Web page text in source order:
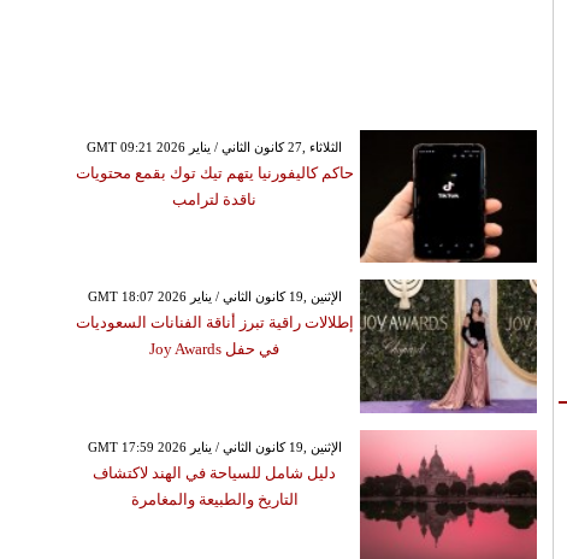
GMT 09:21 2026 الثلاثاء ,27 كانون الثاني / يناير
حاكم كاليفورنيا يتهم تيك توك بقمع محتويات
ناقدة لترامب
GMT 18:07 2026 الإثنين ,19 كانون الثاني / يناير
إطلالات راقية تبرز أناقة الفنانات السعوديات
في حفل Joy Awards
GMT 17:59 2026 الإثنين ,19 كانون الثاني / يناير
دليل شامل للسياحة في الهند لاكتشاف
التاريخ والطبيعة والمغامرة